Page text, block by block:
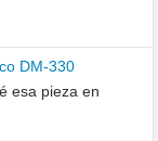
DM-330
esa pieza en